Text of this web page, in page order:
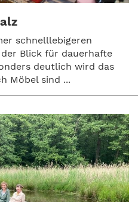
schnelllebigeren
Blick für dauerhafte
deutlich wird das
Möbel sind ...